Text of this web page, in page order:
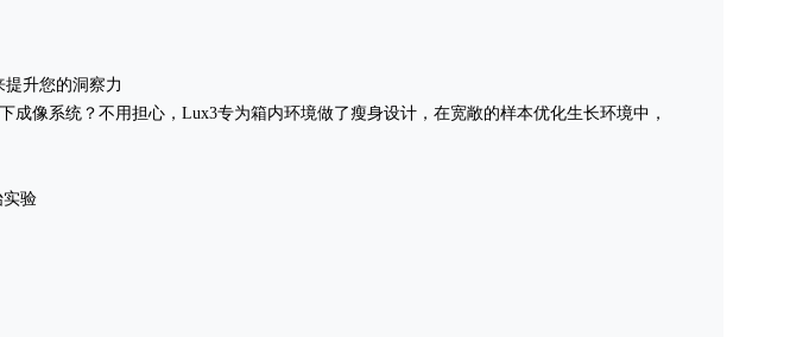
升您的洞察力
成像系统？不用担心，Lux3专为箱内环境做了瘦身设计， 在宽敞的样本优化生长环境中，
实验